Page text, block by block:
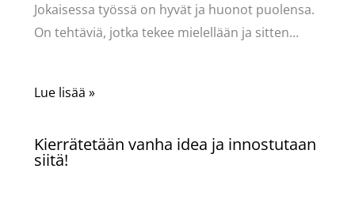
Jokaisessa työssä on hyvät ja huonot puolensa.
On tehtäviä, jotka tekee mielellään ja sitten…
Lue lisää »
Kierrätetään vanha idea ja innostutaan
siitä!